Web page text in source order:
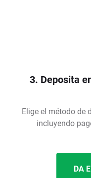
3. Deposita
Elige el método de
incluyendo
DA